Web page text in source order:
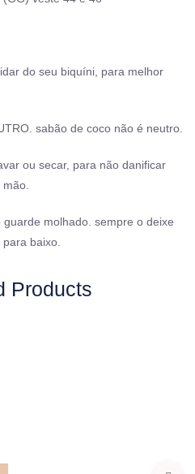
do seu biquíni, para melhor
sabão de coco não é neutro.
ou secar, para não danificar
molhado. sempre o deixe
baixo.
Products